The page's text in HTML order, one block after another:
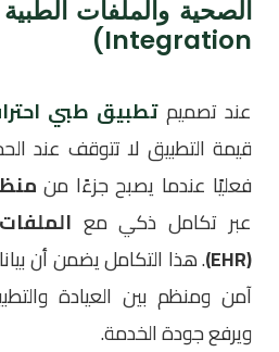
Integration)
عند تصميمتطبيق طبي
قيمة التطبيق لا تتوقف عند
فعليًا عندما يصبح جزءًا من
عبر تكامل ذكي مع
(EHR)
. هذا التكامل يضمن أن
آمن ومنظم بين العيادة
ويرفع جودة الخدمة.